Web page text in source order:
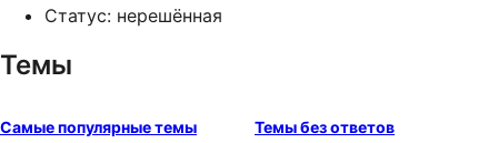
Статус: нерешённая
Темы
Самые популярные темы Темы без ответов